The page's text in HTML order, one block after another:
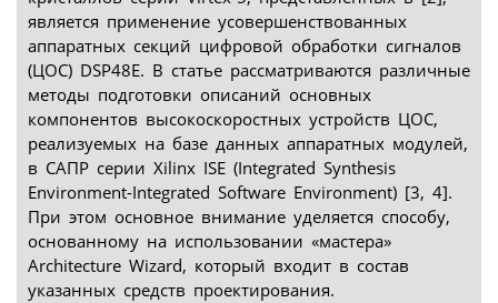
является применение усовершенствованных
аппаратных секций цифровой обработки сигналов
(ЦОС) DSP48E. В статье рассматриваются различные
методы подготовки описаний основных
компонентов высокоскоростных устройств ЦОС,
реализуемых на базе данных аппаратных модулей,
в САПР серии Xilinx ISE (Integrated Synthesis
Environment-Integrated Software Environment) [3, 4].
При этом основное внимание уделяется способу,
основанному на использовании «мастера»
Architecture Wizard, который входит в состав
указанных средств проектирования.